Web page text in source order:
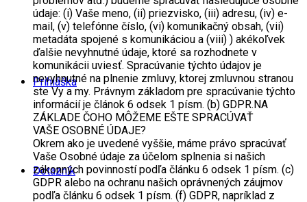
Prihláška
Dotazník
údaje: (i) Vaše meno, (ii) priezvisko, (iii) adresu, (iv) e-
mail, (v) telefónne číslo, (vi) komunikačný obsah, (vii)
metadáta spojené s komunikáciou a (viii) ) akékoľvek
ďalšie nevyhnutné údaje, ktoré sa rozhodnete v
komunikácii uviesť. Spracúvanie týchto údajov je
nevyhnutné na plnenie zmluvy, ktorej zmluvnou stranou
ste Vy a my. Právnym základom pre spracúvanie týchto
informácií je článok 6 odsek 1 písm. (b) GDPR.NA
ZÁKLADE ČOHO MÔŽEME EŠTE SPRACÚVAŤ
VAŠE OSOBNÉ ÚDAJE?
Okrem ako je uvedené vyššie, máme právo spracúvať
Vaše Osobné údaje za účelom splnenia si našich
zákonných povinností podľa článku 6 odsek 1 písm. (c)
GDPR alebo na ochranu našich oprávnených záujmov
podľa článku 6 odsek 1 písm. (f) GDPR, napríklad z